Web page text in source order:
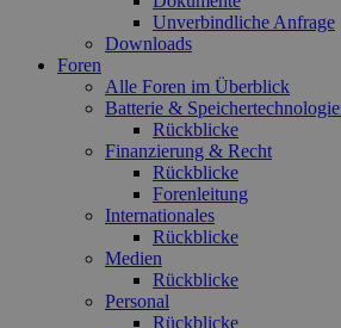
Unverbindliche Anfrage
Downloads
Foren
Alle Foren im Überblick
Batterie &
Rückblicke
Finanzierung & Recht
Rückblicke
Forenleitung
Internationales
Rückblicke
Medien
Rückblicke
Personal
Rückblicke